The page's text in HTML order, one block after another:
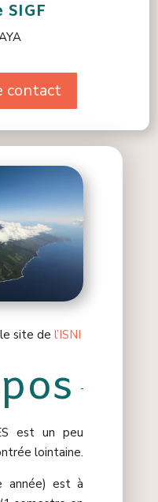
SIGF
contact
site de l’ISNI
est un peu
lointaine.
année) est à